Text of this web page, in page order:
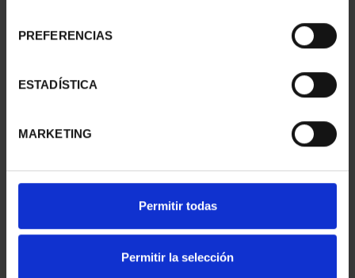
PREFERENCIAS
ESTADÍSTICA
MARKETING
Permitir todas
Permitir la selección
425 ANIV. DE VELÁQUEZ
(2024) COL. COMP.
5.349,00 €
VELÁZQUEZ (2024) 8
4.280,00 €